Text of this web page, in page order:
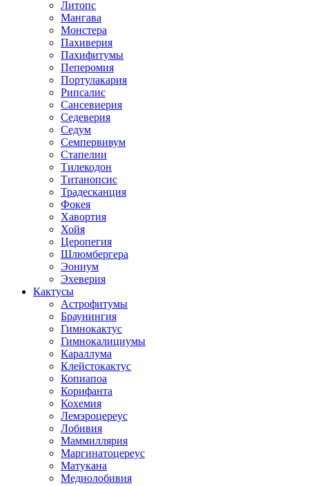
Литопс
Мангава
Монстера
Пахиверия
Пахифитумы
Пеперомия
Портулакария
Рипсалис
Сансевиерия
Седеверия
Седум
Семпервивум
Стапелии
Тилекодон
Титанопсис
Традесканция
Фокея
Хавортия
Хойя
Церопегия
Шлюмбергера
Эониум
Эхеверия
Кактусы
Астрофитумы
Браунингия
Гимнокактус
Гимнокалициумы
Караллума
Клейстокактус
Копиапоа
Корифанта
Кохемия
Лемэроцереус
Лобивия
Маммиллярия
Маргинатоцереус
Матукана
Медиолобивия